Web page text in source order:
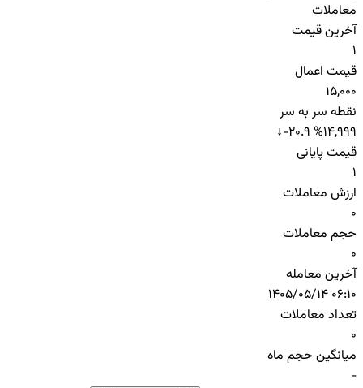
معاملات
آخرین قیمت
1
قیمت اعمال
15,000
نقطه سر به سر
14,999
↓-20.9 %
قیمت پایانی
1
ارزش معاملات
0
حجم معاملات
0
آخرین معامله
1405/05/14 06:10
تعداد معاملات
0
میانگین حجم ماه
-